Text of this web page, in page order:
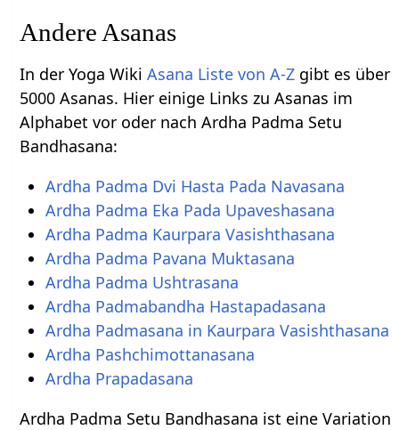
Andere Asanas
In der Yoga WikiAsana Liste von A-Z gibt es über
5000 Asanas. Hier einige Links zu Asanas im
Alphabet vor oder nach Ardha Padma Setu
Bandhasana:
Ardha Padma Dvi Hasta Pada Navasana
Ardha Padma Eka Pada Upaveshasana
Ardha Padma Kaurpara Vasishthasana
Ardha Padma Pavana Muktasana
Ardha Padma Ushtrasana
Ardha Padmabandha Hastapadasana
Ardha Padmasana in Kaurpara Vasishthasana
Ardha Pashchimottanasana
Ardha Prapadasana
Ardha Padma Setu Bandhasana ist eine Variation